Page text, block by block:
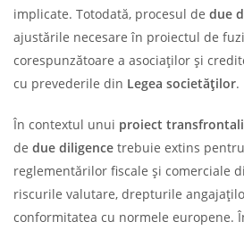
implicate. Totodată, procesul de due
ajustările necesare în proiectul de
corespunzătoare a asociaților și
cu prevederile din Legea societăților.
În contextul unui proiect
de due diligence trebuie extins
reglementărilor fiscale și comerciale
riscurile valutare, drepturile
conformitatea cu normele europene.